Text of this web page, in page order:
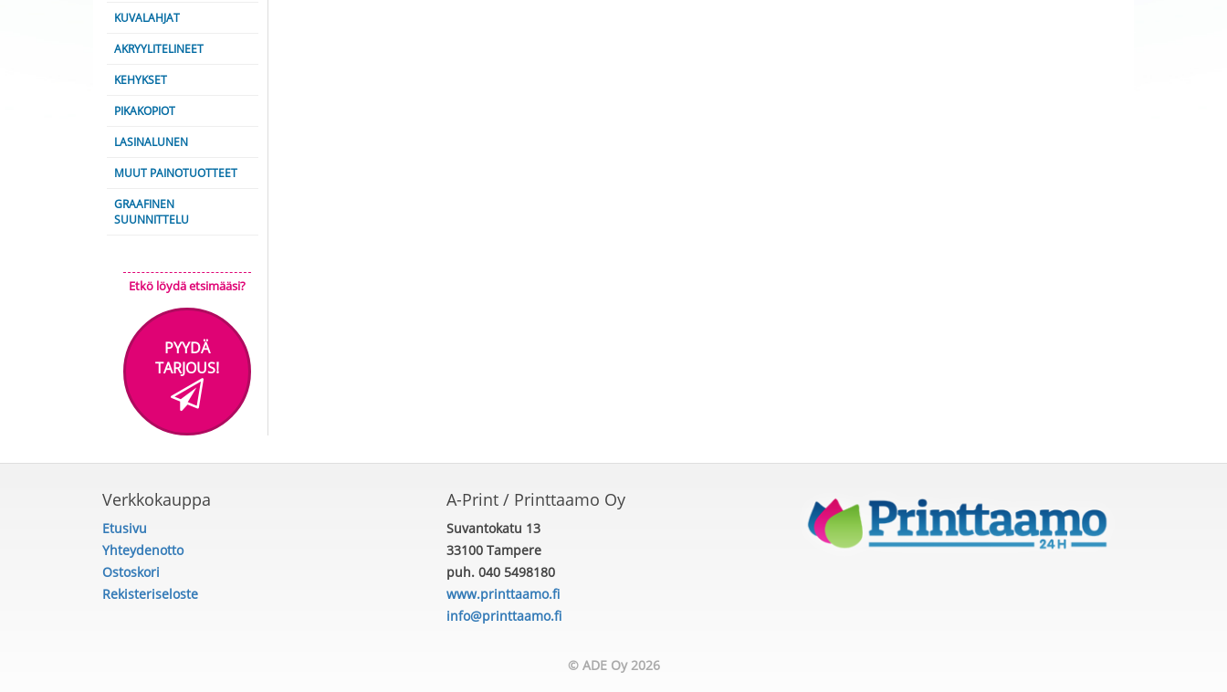
KUVALAHJAT
AKRYYLITELINEET
KEHYKSET
PIKAKOPIOT
LASINALUNEN
MUUT PAINOTUOTTEET
GRAAFINEN
SUUNNITTELU
Etkö löydä etsimääsi?
PYYDÄ
TARJOUS!
Verkkokauppa
Etusivu
Yhteydenotto
Ostoskori
Rekisteriseloste
A-Print / Printtaamo Oy
Suvantokatu 13
33100 Tampere
puh. 040 5498180
www.printtaamo.fi
info@printtaamo.fi
© ADE Oy 2026